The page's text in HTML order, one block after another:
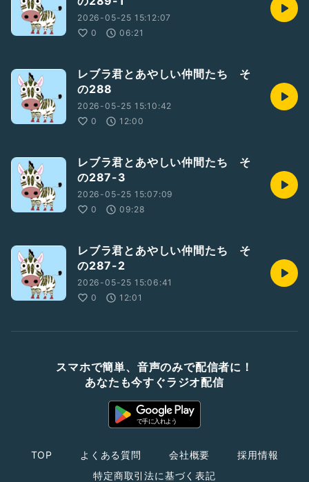
2026-05-25 15:12:07
0
06:21
レブラ君とあやしい仲間たち そ
の288
2026-05-25 15:10:42
0
12:00
レブラ君とあやしい仲間たち そ
の287-3
2026-05-25 15:07:09
0
09:28
レブラ君とあやしい仲間たち そ
の287-2
2026-05-25 15:06:41
0
12:01
スマホで簡単、音声のみで配信者に！
あなたも今すぐラジオ配信
TOP よくある質問 会社概要
採用情報
特定商取引法に基づく表記